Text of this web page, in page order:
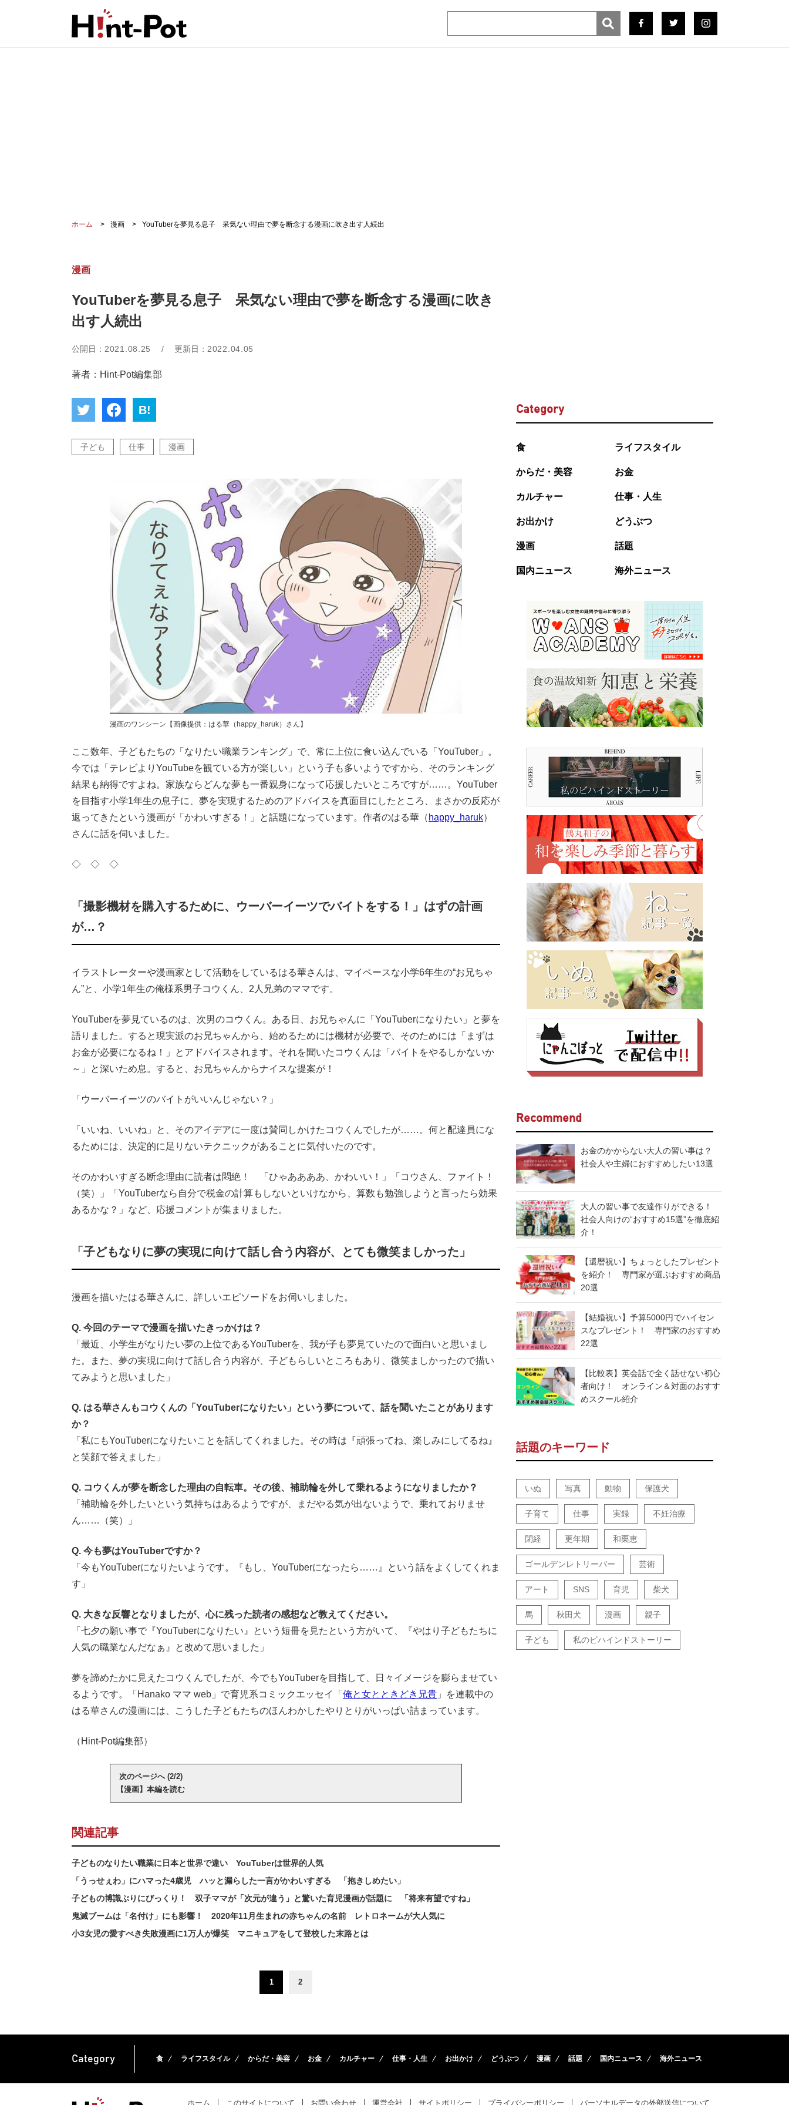
ホーム 漫画 YouTuberを夢見る息子 呆気ない理由で夢を断念する漫画に吹き出す人続出
漫画
YouTuberを夢見る息子 呆気ない理由で夢を断念する漫画に吹き
出す人続出
公開日： 2021.08.25 / 更新日： 2022.04.05
著者：Hint-Pot編集部
B!
子ども 仕事 漫画
漫画のワンシーン【画像提供：はる華（happy_haruk）さん】
ここ数年、子どもたちの「なりたい職業ランキング」で、常に上位に食い込んでいる「YouTuber」。
今では「テレビよりYouTubeを観ている方が楽しい」という子も多いようですから、そのランキング
結果も納得ですよね。家族ならどんな夢も一番親身になって応援したいところですが……。YouTuber
を目指す小学1年生の息子に、夢を実現するためのアドバイスを真面目にしたところ、まさかの反応が
返ってきたという漫画が「かわいすぎる！」と話題になっています。作者のはる華（ happy_haruk）
さんに話を伺いました。
◇ ◇ ◇
「撮影機材を購入するために、ウーバーイーツでバイトをする！」はずの計画
が…？
イラストレーターや漫画家として活動をしているはる華さんは、マイペースな小学6年生の“お兄ちゃ
ん”と、小学1年生の俺様系男子コウくん、2人兄弟のママです。
YouTuberを夢見ているのは、次男のコウくん。ある日、お兄ちゃんに「YouTuberになりたい」と夢を
語りました。すると現実派のお兄ちゃんから、始めるためには機材が必要で、そのためには「まずは
お金が必要になるね！」とアドバイスされます。それを聞いたコウくんは「バイトをやるしかないか
～」と深いため息。すると、お兄ちゃんからナイスな提案が！
「ウーバーイーツのバイトがいいんじゃない？」
「いいね、いいね」と、そのアイデアに一度は賛同しかけたコウくんでしたが……。何と配達員にな
るためには、決定的に足りないテクニックがあることに気付いたのです。
そのかわいすぎる断念理由に読者は悶絶！ 「ひゃああああ、かわいい！」「コウさん、ファイト！
（笑）」「YouTuberなら自分で税金の計算もしないといけなから、算数も勉強しようと言ったら効果
あるかな？」など、応援コメントが集まりました。
「子どもなりに夢の実現に向けて話し合う内容が、とても微笑ましかった」
漫画を描いたはる華さんに、詳しいエピソードをお伺いしました。
Q. 今回のテーマで漫画を描いたきっかけは？
「最近、小学生がなりたい夢の上位であるYouTuberを、我が子も夢見ていたので面白いと思いまし
た。また、夢の実現に向けて話し合う内容が、子どもらしいところもあり、微笑ましかったので描い
てみようと思いました」
Q. はる華さんもコウくんの「YouTuberになりたい」という夢について、話を聞いたことがあります
か？
「私にもYouTuberになりたいことを話してくれました。その時は『頑張ってね、楽しみにしてるね』
と笑顔で答えました」
Q. コウくんが夢を断念した理由の自転車。その後、補助輪を外して乗れるようになりましたか？
「補助輪を外したいという気持ちはあるようですが、まだやる気が出ないようで、乗れておりませ
ん……（笑）」
Q. 今も夢はYouTuberですか？
「今もYouTuberになりたいようです。『もし、YouTuberになったら……』という話をよくしてくれま
す」
Q. 大きな反響となりましたが、心に残った読者の感想など教えてください。
「七夕の願い事で『YouTuberになりたい』という短冊を見たという方がいて、『やはり子どもたちに
人気の職業なんだなぁ』と改めて思いました」
夢を諦めたかに見えたコウくんでしたが、今でもYouTuberを目指して、日々イメージを膨らませてい
るようです。「Hanako ママ web」で育児系コミックエッセイ「 俺と女とときどき兄貴 」を連載中の
はる華さんの漫画には、こうした子どもたちのほんわかしたやりとりがいっぱい詰まっています。
（Hint-Pot編集部）
次のページへ (2/2)
【漫画】本編を読む
関連記事
子どものなりたい職業に日本と世界で違い YouTuberは世界的人気
「うっせぇわ」にハマった4歳児 ハッと漏らした一言がかわいすぎる 「抱きしめたい」
子どもの博識ぶりにびっくり！ 双子ママが「次元が違う」と驚いた育児漫画が話題に 「将来有望ですね」
鬼滅ブームは「名付け」にも影響！ 2020年11月生まれの赤ちゃんの名前 レトロネームが大人気に
小3女児の愛すべき失敗漫画に1万人が爆笑 マニキュアをして登校した末路とは
1 2
Category
食 ライフスタイル
からだ・美容 お金
カルチャー 仕事・人生
お出かけ どうぶつ
漫画 話題
国内ニュース 海外ニュース
Recommend
お金のかからない大人の習い事は？
社会人や主婦におすすめしたい13選
大人の習い事で友達作りができる！
社会人向けの“おすすめ15選”を徹底紹
介！
【還暦祝い】ちょっとしたプレゼント
を紹介！ 専門家が選ぶおすすめ商品
20選
【結婚祝い】予算5000円でハイセン
スなプレゼント！ 専門家のおすすめ
22選
【比較表】英会話で全く話せない初心
者向け！ オンライン＆対面のおすす
めスクール紹介
話題のキーワード
いぬ 写真 動物 保護犬
子育て 仕事 実録 不妊治療
閉経 更年期 和栗恵
ゴールデンレトリーバー 芸術
アート SNS 育児 柴犬
馬 秋田犬 漫画 親子
子ども 私のビハインドストーリー
Category 食 ライフスタイル からだ・美容 お金 カルチャー 仕事・人生 お出かけ どうぶつ 漫画 話題 国内ニュース 海外ニュース
ホーム このサイトについて お問い合わせ 運営会社 サイトポリシー プライバシーポリシー パーソナルデータの外部送信について